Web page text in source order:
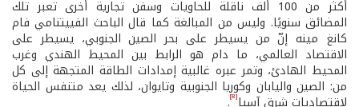
أكثر من 100 ألف ناقلة للحاويات وسفن تجارية أخرى تعبر تلك
المضائق سنويًا. وليس من المبالغة كما قال الباحث الفييتنامي فام
كانغ مينه إنّ من يسيطر على بحر الصين الجنوبي، يسيطر على
الاقتصاد العالمي، ما دام هو الرابط بين المحيط الهندي وغرب
المحيط الهادئ، وتمر عبره غالبية إمدادات الطاقة المتجهة إلى كل
من: الصين واليابان وكوريا الجنوبية وتايوان، لذلك يعد متنفس الحياة
لاقتصاديات شرق آسيا[8]
.